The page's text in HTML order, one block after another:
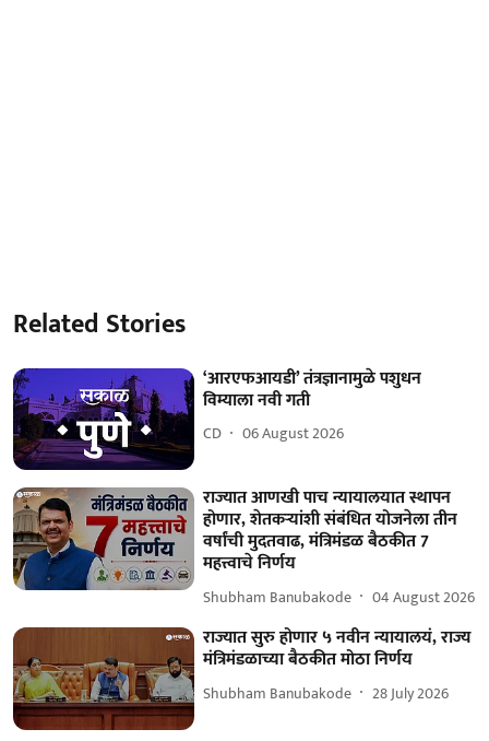
Related Stories
‘आरएफआयडी’ तंत्रज्ञानामुळे पशुधन
विम्याला नवी गती
CD 06 August 2026
राज्यात आणखी पाच न्यायालयात स्थापन
होणार, शेतकऱ्यांशी संबंधित योजनेला तीन
वर्षांची मुदतवाढ, मंत्रिमंडळ बैठकीत 7
महत्त्वाचे निर्णय
Shubham Banubakode 04 August 2026
राज्यात सुरु होणार ५ नवीन न्यायालयं, राज्य
मंत्रिमंडळाच्या बैठकीत मोठा निर्णय
Shubham Banubakode 28 July 2026